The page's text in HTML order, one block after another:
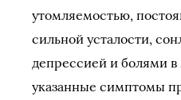
утомляемостью,
сильной усталости,
депрессией и болями
указанные симптомы